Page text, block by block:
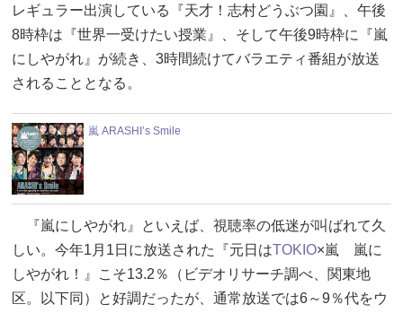
レギュラー出演している『天才！志村どうぶつ園』、午後
8時枠は『世界一受けたい授業』、そして午後9時枠に『嵐
にしやがれ』が続き、3時間続けてバラエティ番組が放送
されることとなる。
嵐 ARASHI’s Smile
『嵐にしやがれ』といえば、視聴率の低迷が叫ばれて久
しい。今年1月1日に放送された『元日はTOKIO×嵐 嵐に
しやがれ！』こそ13.2％（ビデオリサーチ調べ、関東地
区。以下同）と好調だったが、通常放送では6～9％代をウ